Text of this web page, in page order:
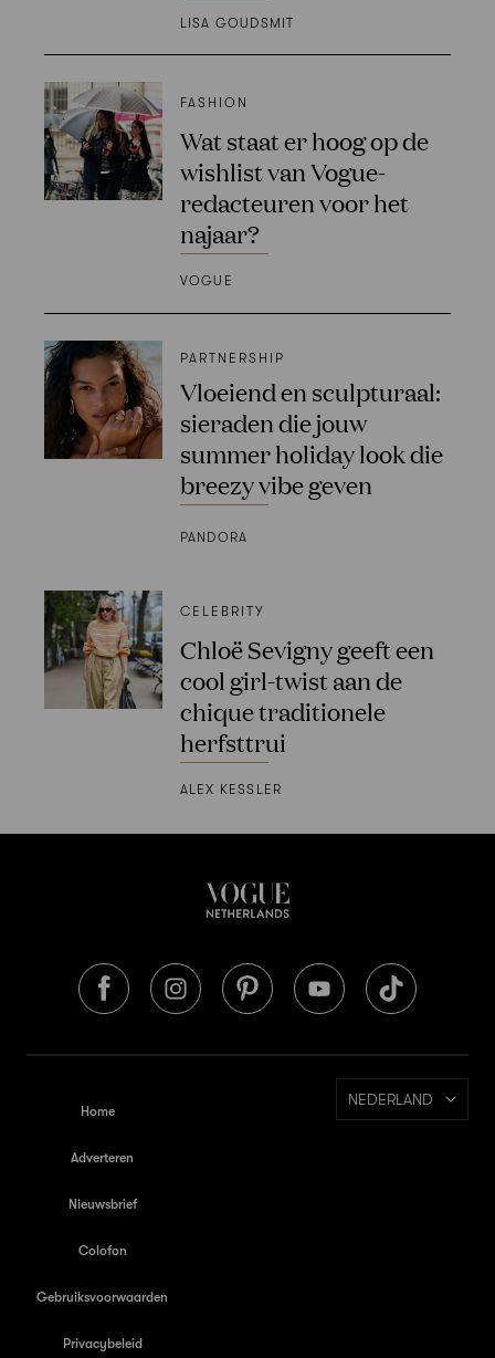
LISA GOUDSMIT
FASHION
Wat staat er hoog op de
wishlist van Vogue-
redacteuren voor het
najaar?
VOGUE
PARTNERSHIP
Vloeiend en sculpturaal:
sieraden die jouw
summer holiday look die
breezy vibe geven
PANDORA
CELEBRITY
Chloë Sevigny geeft een
cool girl-twist aan de
chique traditionele
herfsttrui
ALEX KESSLER
Home
Adverteren
Nieuwsbrief
Colofon
Gebruiksvoorwaarden
Privacybeleid
NEDERLAND